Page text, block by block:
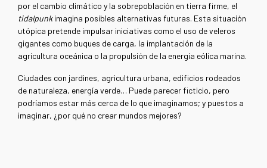
por el cambio climático y la sobrepoblación en tierra firme, el
tidalpunkimagina posibles alternativas futuras. Esta situación
utópica pretende impulsar iniciativas como el uso de veleros
gigantes como buques de carga, la implantación de la
agricultura oceánica o la propulsión de la energía eólica marina.
Ciudades con jardines, agricultura urbana, edificios rodeados
de naturaleza, energía verde… Puede parecer ficticio, pero
podríamos estar más cerca de lo que imaginamos; y puestos a
imaginar, ¿por qué no crear mundos mejores?